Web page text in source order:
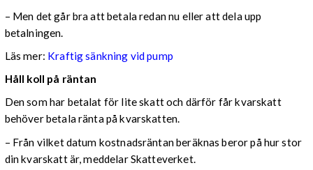
– Men det går bra att betala redan nu eller att dela upp
betalningen.
Läs mer: Kraftig sänkning vid pump
Håll koll på räntan
Den som har betalat för lite skatt och därför får kvarskatt
behöver betala ränta på kvarskatten.
– Från vilket datum kostnadsräntan beräknas beror på hur stor
din kvarskatt är, meddelar Skatteverket.